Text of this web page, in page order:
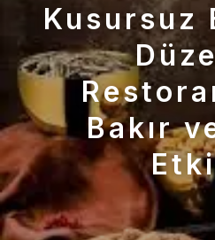
Kusursuz
Bakır